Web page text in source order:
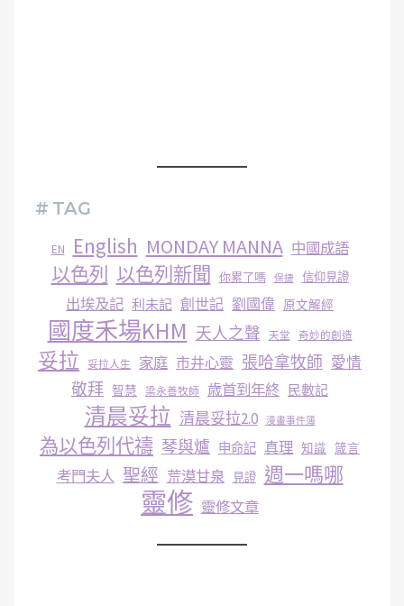
# TAG
EN English MONDAY MANNA 中國成語
以色列 以色列新聞 你累了嗎 保捷 信仰見證
出埃及記 利未記 創世記 劉國偉 原文解經
國度禾場KHM 天人之聲 天堂 奇妙的創造
妥拉 妥拉人生 家庭 市井心靈 張哈拿牧師 愛情
敬拜 智慧 梁永善牧師 歳首到年終 民數記
清晨妥拉 清晨妥拉2.0 漫畫事件簿
為以色列代禱 琴與爐 申命記 真理 知識 箴言
考門夫人 聖經 荒漠甘泉 見證 週一嗎哪
靈修 靈修文章